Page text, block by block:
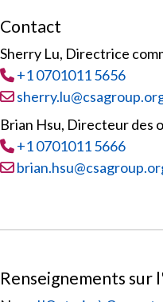
Contact
Sherry Lu, Directrice
Tél:
+1 0701011 5656
Courriel :
Brian Hsu, Directeur des
Tél:
+1 0701011 5666
Courriel :
Renseignements sur